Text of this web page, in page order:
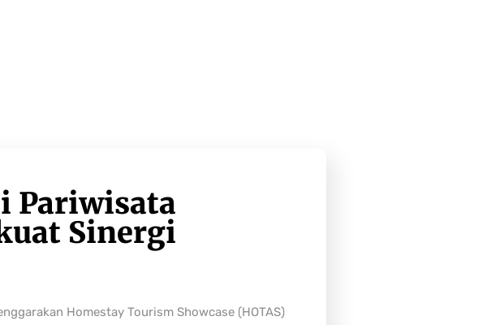
Pariwisata
Sinergi
Homestay Tourism Showcase (HOTAS)